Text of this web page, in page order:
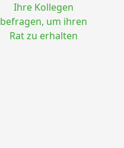
Ihre Kollegen
befragen, um ihren
Rat zu erhalten